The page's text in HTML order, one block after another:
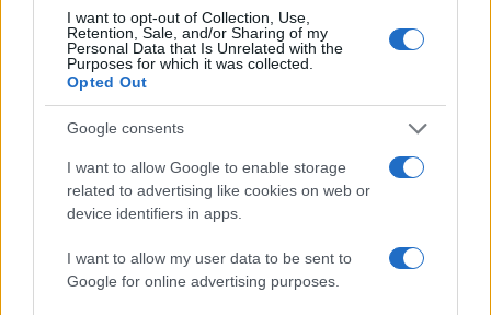
I want to opt-out of Collection, Use,
Retention, Sale, and/or Sharing of my
Personal Data that Is Unrelated with the
Purposes for which it was collected.
Opted Out
Google consents
I want to allow Google to enable storage
related to advertising like cookies on web or
device identifiers in apps.
I want to allow my user data to be sent to
Google for online advertising purposes.
Leggi i commenti